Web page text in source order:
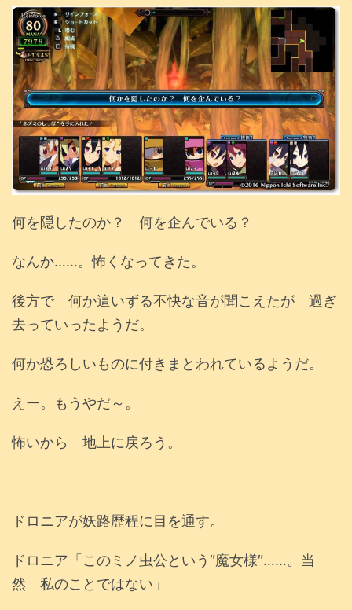
何を隠したのか？ 何を企んでいる？
なんか……。怖くなってきた。
後方で 何か這いずる不快な音が聞こえたが 過ぎ
去っていったようだ。
何か恐ろしいものに付きまとわれているようだ。
えー。もうやだ～。
怖いから 地上に戻ろう。
ドロニアが妖路歴程に目を通す。
ドロニア「このミノ虫公という″魔女様″……。当
然 私のことではない」